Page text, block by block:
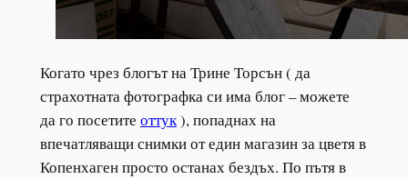
Когато чрез блогът на Трине Торсън ( да
страхотната фотографка си има блог – можете
да го посетите оттук), попаднах на
впечатляващи снимки от един магазин за цветя в
Копенхаген просто останах бездъх. По пътя в